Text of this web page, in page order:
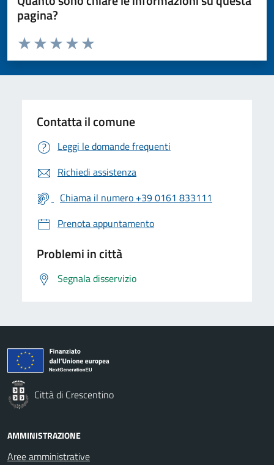
pagina?
Valuta da 1 a 5 stelle la pagina
Valuta 5 stelle su 5
Valuta 4 stelle su 5
Valuta 3 stelle su 5
Valuta 2 stelle su 5
Valuta 1 stelle su 5
Contatta il comune
Leggi le domande frequenti
Richiedi assistenza
Chiama il numero +39 0161 833111
Prenota appuntamento
Problemi in città
Segnala disservizio
Città di Crescentino
AMMINISTRAZIONE
Aree amministrative